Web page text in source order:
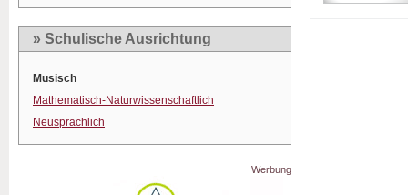
» Schulische Ausrichtung
Musisch
Mathematisch-Naturwissenschaftlich
Neusprachlich
Werbung